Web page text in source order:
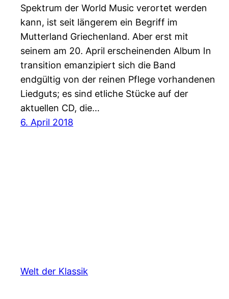
Spektrum der World Music verortet werden
kann, ist seit längerem ein Begriff im
Mutterland Griechenland. Aber erst mit
seinem am 20. April erscheinenden Album In
transition emanzipiert sich die Band
endgültig von der reinen Pflege vorhandenen
Liedguts; es sind etliche Stücke auf der
aktuellen CD, die…
6. April 2018
Welt der Klassik